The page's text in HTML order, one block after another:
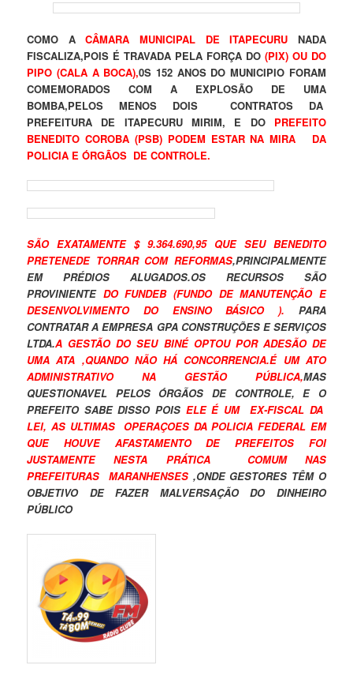
COMO ACÂMARA MUNICIPAL DE ITAPECURU NADA
FISCALIZA,POIS É TRAVADA PELA FORÇA DO (PIX) OU DO
PIPO (CALA A BOCA),0S 152 ANOS DO MUNICIPIO FORAM
COMEMORADOS COM A EXPLOSÃO DE UMA
BOMBA,PELOS MENOS DOIS CONTRATOS DA
PREFEITURA DE ITAPECURU MIRIM, E DOPREFEITO
BENEDITO COROBA (PSB) PODEM ESTAR NA MIRA DA
POLICIA E ÓRGÃOS DE CONTROLE.
SÃO EXATAMENTE $ 9.364.690,95 QUE SEU BENEDITO
PRETENEDE TORRAR COM REFORMAS,PRINCIPALMENTE
EM PRÉDIOS ALUGADOS.OS RECURSOS SÃO
PROVINIENTE DO FUNDEB (FUNDO DE MANUTENÇÃO E
DESENVOLVIMENTO DO ENSINO BÁSICO ). PARA
CONTRATAR A EMPRESA GPA CONSTRUÇÕES E SERVIÇOS
LTDA.A GESTÃO DO SEU BINÉ OPTOU POR ADESÃO DE
UMA ATA ,QUANDO NÃO HÁ CONCORRENCIA.É UM ATO
ADMINISTRATIVO NA GESTÃO PÚBLICA,MAS
QUESTIONAVEL PELOS ÓRGÃOS DE CONTROLE, E O
PREFEITO SABE DISSO POIS ELE É UM EX-FISCAL DA
LEI, AS ULTIMAS OPERAÇOES DA POLICIA FEDERAL EM
QUE HOUVE AFASTAMENTO DE PREFEITOS FOI
JUSTAMENTE NESTA PRÁTICA COMUM NAS
PREFEITURAS MARANHENSES,ONDE GESTORES TÊM O
OBJETIVO DE FAZER MALVERSAÇÃO DO DINHEIRO
PÚBLICO